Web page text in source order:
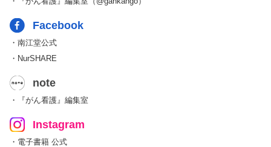
Facebook
・南江堂公式
・NurSHARE
note
・『がん看護』編集室
Instagram
・電子書籍 公式